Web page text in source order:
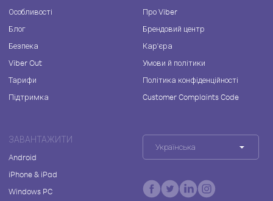
Особливості
Блог
Безпека
Viber Out
Тарифи
Підтримка
Про Viber
Брендовий центр
Кар'єра
Умови й політики
Політика конфіденційності
Customer Complaints Code
ЗАВАНТАЖИТИ
Android
iPhone & iPad
Windows PC
Українська